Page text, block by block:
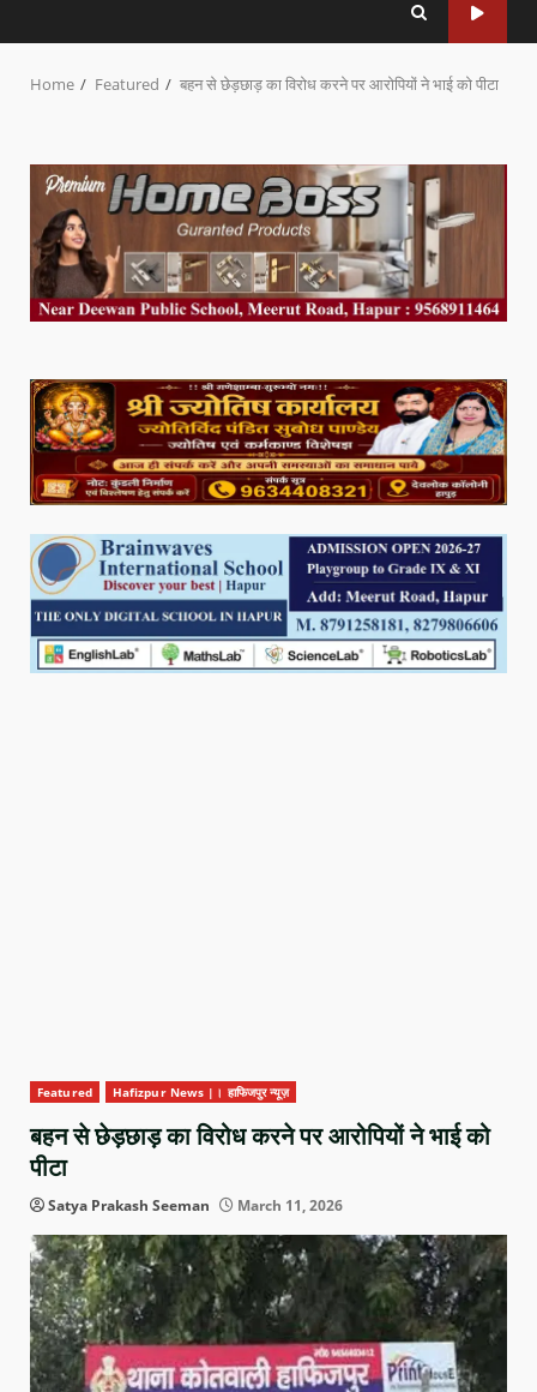
Home Featured बहन से छेड़छाड़ का विरोध करने पर आरोपियों ने भाई को पीटा
Featured Hafizpur News |। हाफिजपुर न्यूज़
बहन से छेड़छाड़ का विरोध करने पर आरोपियों ने भाई को
पीटा
Satya Prakash Seeman March 11, 2026